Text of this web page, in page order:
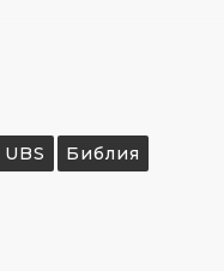
UBS Библия